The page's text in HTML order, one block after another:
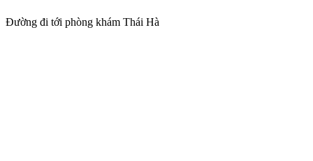
Đường đi tới phòng khám Thái Hà